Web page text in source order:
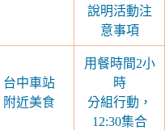
說明活動注
意事項
台中車站
附近美食
用餐時間2小
時
分組行動，
12:30集合